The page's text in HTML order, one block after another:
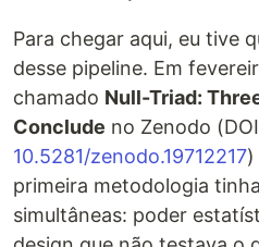
Para chegar aqui, eu tive
desse pipeline. Em
chamado Null-Triad:
Conclude no Zenodo (DOI
10.5281/zenodo.19712217)
primeira metodologia
simultâneas: poder